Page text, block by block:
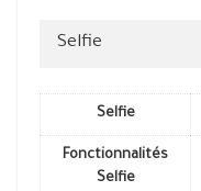
Selfie
Selfie
Fonctionnalités
Selfie